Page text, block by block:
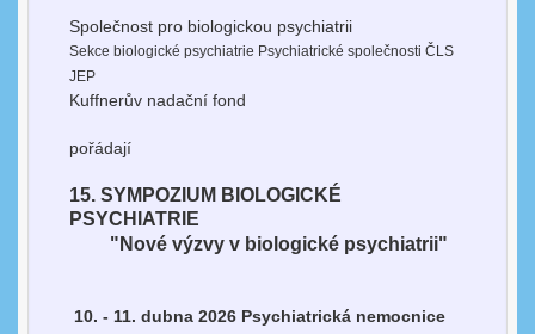
Společnost pro biologickou psychiatrii
Sekce biologické psychiatrie Psychiatrické společnosti ČLS
JEP
Kuffnerův nadační fond
pořádají
15. SYMPOZIUM BIOLOGICKÉ
PSYCHIATRIE
"Nové výzvy v biologické psychiatrii"
10. - 11. dubna 2026 Psychiatrická nemocnice